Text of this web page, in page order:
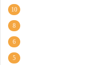
10
8
6
5